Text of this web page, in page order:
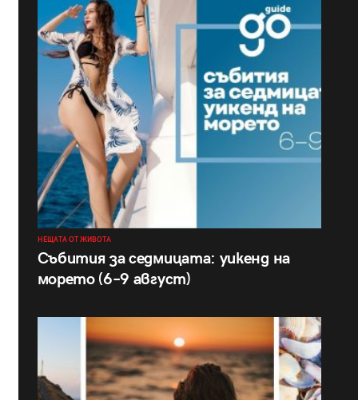
НЕЩАТА ОТ ЖИВОТА
Събития за седмицата: уикенд на
морето (6–9 август)